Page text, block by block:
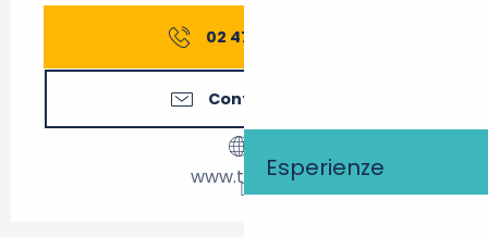
Esperienze
02 47 21 65
Contattateci
www.tours.fr